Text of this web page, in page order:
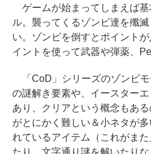
ゲームが始まってしまえば
ル。襲ってくるゾンビ達を殲
い。ゾンビを倒すとポイント
イントを使って武器や弾薬、
「CoD」シリーズのゾンビ
の謎解き要素や、イースター
あり、クリアという概念もあ
がとにかく難しい＆小ネタが
れているアイテム（これがま
たり、文字通り謎を解いたり